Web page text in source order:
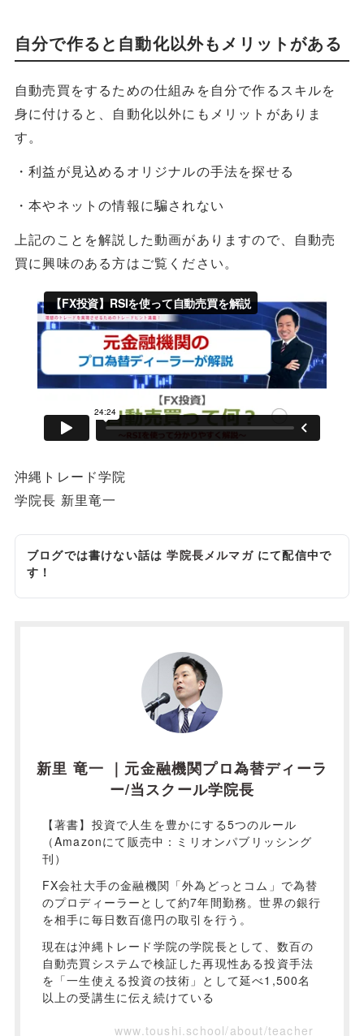
自分で作ると自動化以外もメリットがある
自動売買をするための仕組みを自分で作るスキルを
身に付けると、自動化以外にもメリットがありま
す。
・利益が見込めるオリジナルの手法を探せる
・本やネットの情報に騙されない
上記のことを解説した動画がありますので、自動売
買に興味のある方はご覧ください。
沖縄トレード学院
学院長 新里竜一
ブログでは書けない話は学院長メルマガにて配信中で
す！
新里 竜一 ｜元金融機関プロ為替ディーラ
ー/当スクール学院長
【著書】投資で人生を豊かにする5つのルール
（Amazonにて販売中：ミリオンパブリッシング
刊）
FX会社大手の金融機関「外為どっとコム」で為替
のプロディーラーとして約7年間勤務。世界の銀行
を相手に毎日数百億円の取引を行う。
現在は沖縄トレード学院の学院長として、数百の
自動売買システムで検証した再現性ある投資手法
を「一生使える投資の技術」として延べ1,500名
以上の受講生に伝え続けている
www.toushi.school/about/teacher